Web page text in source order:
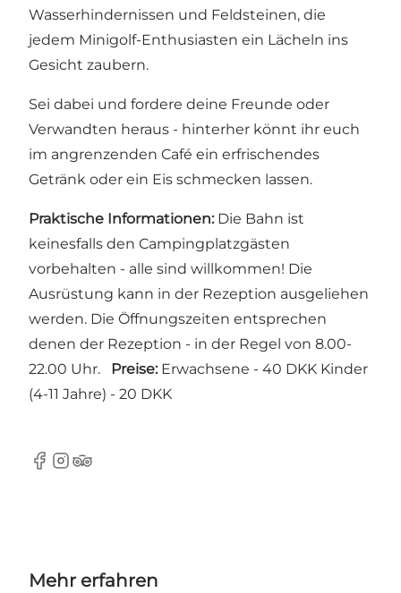
Wasserhindernissen und Feldsteinen, die
jedem Minigolf-Enthusiasten ein Lächeln ins
Gesicht zaubern.
Sei dabei und fordere deine Freunde oder
Verwandten heraus - hinterher könnt ihr euch
im angrenzenden Café ein erfrischendes
Getränk oder ein Eis schmecken lassen.
Praktische Informationen: Die Bahn ist
keinesfalls den Campingplatzgästen
vorbehalten - alle sind willkommen! Die
Ausrüstung kann in der Rezeption ausgeliehen
werden. Die Öffnungszeiten entsprechen
denen der Rezeption - in der Regel von 8.00-
22.00 Uhr.
Preise: Erwachsene - 40 DKK Kinder
(4-11 Jahre) - 20 DKK
Facebook
Instagram
Tripadvisor
Mehr erfahren